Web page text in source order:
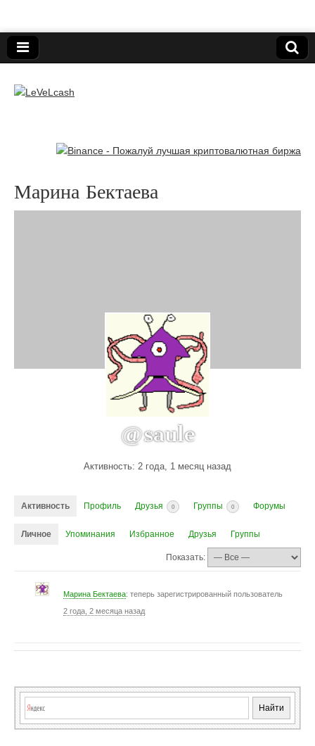
LeVeLcash
Марина Бектаева
@saule
Активность: 2 года, 1 месяц назад
Активность Профиль Друзья 0 Группы 0 Форумы
Личное Упоминания Избранное Друзья Группы
Показать:
Марина Бектаева: теперь зарегистрированный пользователь
2 года, 2 месяца назад